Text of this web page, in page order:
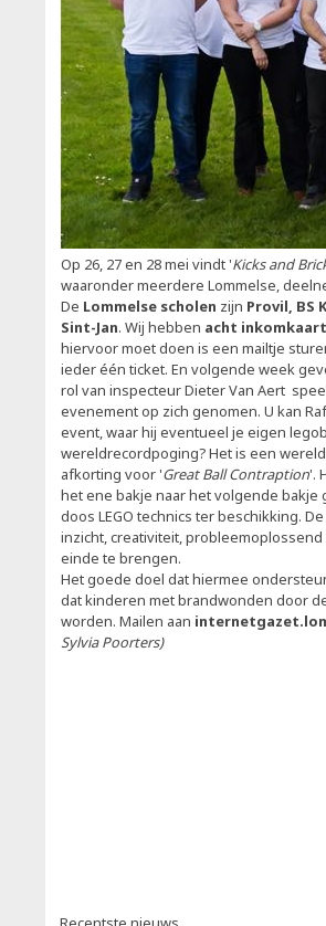
Op 26, 27 en 28 mei vindt 'Kicks and
waaronder meerdere Lommelse,
De Lommelse scholen zijn Provil, BS
Sint-Jan. Wij hebben acht
hiervoor moet doen is een mailtje
ieder één ticket. En volgende week
rol van inspecteur Dieter Van Aert
evenement op zich genomen. U kan
event, waar hij eventueel je eigen
wereldrecordpoging? Het is een
afkorting voor 'Great Ball Contraption'.
het ene bakje naar het volgende
doos LEGO technics ter beschikking.
inzicht, creativiteit,
einde te brengen.
Het goede doel dat hiermee
dat kinderen met brandwonden door
worden. Mailen aan
Sylvia Poorters)